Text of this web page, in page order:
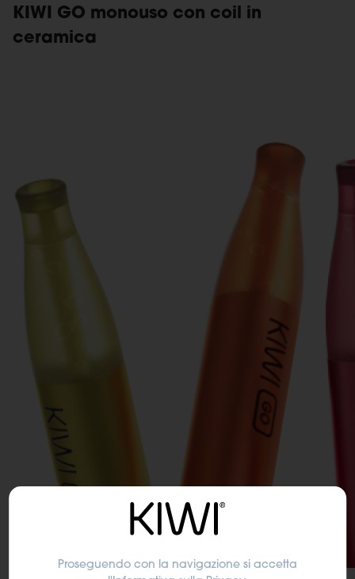
KIWI GO monouso con coil in
ceramica
Proseguendo con la navigazione si accetta